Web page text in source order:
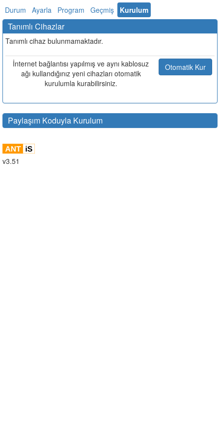
Durum Ayarla Program Geçmiş Kurulum
Tanımlı Cihazlar
Tanımlı cihaz bulunmamaktadır.
İnternet bağlantısı yapılmış ve aynı kablosuz
ağı kullandığınız yeni cihazları otomatik
kurulumla kurabilirsiniz.
Otomatik Kur
Paylaşım Koduyla Kurulum
v3.51